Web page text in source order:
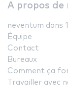
A propos de
neventum dans
Équipe
Contact
Bureaux
Comment ça
Travailler avec